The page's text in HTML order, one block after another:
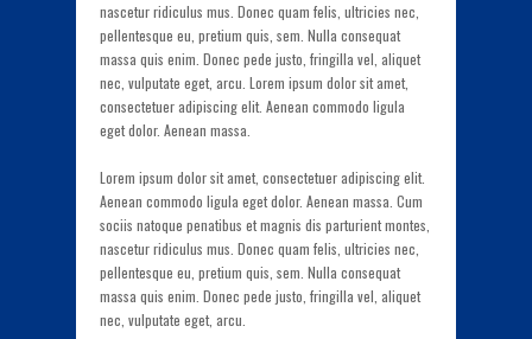
nascetur ridiculus mus. Donec quam felis, ultricies nec,
pellentesque eu, pretium quis, sem. Nulla consequat
massa quis enim. Donec pede justo, fringilla vel, aliquet
nec, vulputate eget, arcu. Lorem ipsum dolor sit amet,
consectetuer adipiscing elit. Aenean commodo ligula
eget dolor. Aenean massa.
Lorem ipsum dolor sit amet, consectetuer adipiscing elit.
Aenean commodo ligula eget dolor. Aenean massa. Cum
sociis natoque penatibus et magnis dis parturient montes,
nascetur ridiculus mus. Donec quam felis, ultricies nec,
pellentesque eu, pretium quis, sem. Nulla consequat
massa quis enim. Donec pede justo, fringilla vel, aliquet
nec, vulputate eget, arcu.